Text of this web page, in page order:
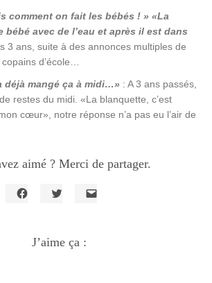
comment on fait les bébés ! » «La
bébé avec de l’eau et après il est dans
3 ans, suite à des annonces multiples de
d’école…
déjà mangé ça à midi…» : A 3 ans passés,
restes du midi. «La blanquette, c’est
cœur», notre réponse n’a pas eu l’air de
aimé ? Merci de partager.
Facebook(ouvre
dans
Twitter(ouvre
dans
J’aime ça :